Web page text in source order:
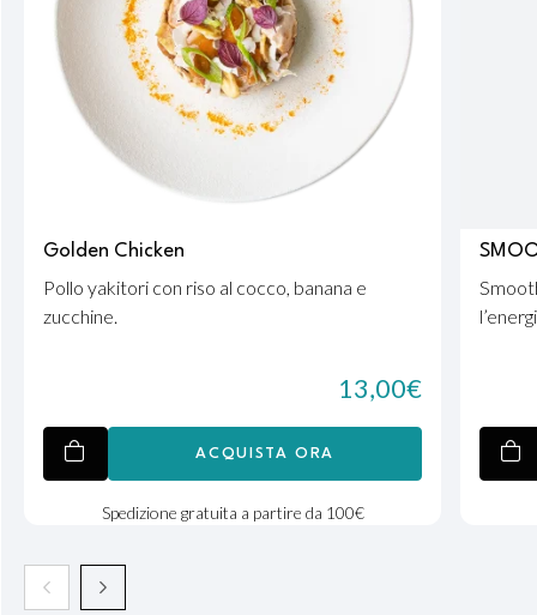
Golden Chicken
Pollo yakitori con riso al cocco, banana e
zucchine.
13,00€
ACQUISTA ORA
Spedizione gratuita a partire da 100€